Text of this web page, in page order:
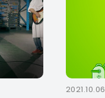
2021.10.06